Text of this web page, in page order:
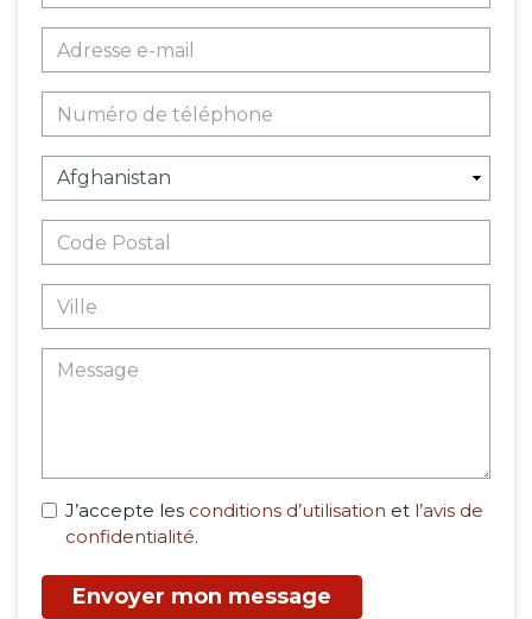
J’accepte les conditions d’utilisation et l’avis de
confidentialité.
Envoyer mon message